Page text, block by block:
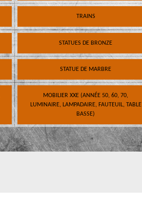
TRAINS
STATUES DE BRONZE
STATUE DE MARBRE
MOBILIER XXE (ANNÉE 50, 60, 70,
LUMINAIRE, LAMPADAIRE, FAUTEUIL, TABLE
BASSE)